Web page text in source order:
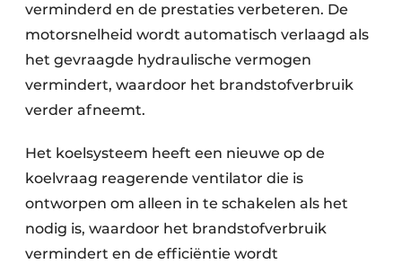
verminderd en de prestaties verbeteren. De
motorsnelheid wordt automatisch verlaagd als
het gevraagde hydraulische vermogen
vermindert, waardoor het brandstofverbruik
verder afneemt.
Het koelsysteem heeft een nieuwe op de
koelvraag reagerende ventilator die is
ontworpen om alleen in te schakelen als het
nodig is, waardoor het brandstofverbruik
vermindert en de efficiëntie wordt